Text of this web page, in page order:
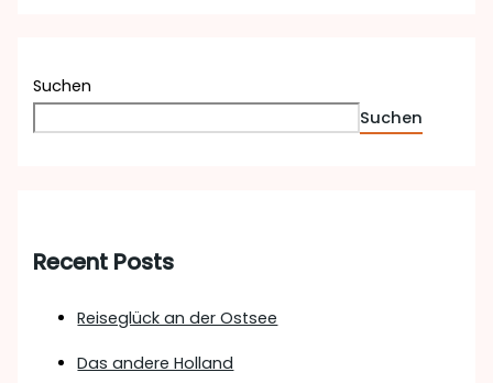
Suchen
Suchen
Recent Posts
Reiseglück an der Ostsee
Das andere Holland